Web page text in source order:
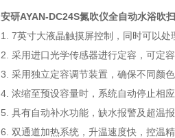
安研AYAN-DC24S氮吹仪全自动水浴吹扫
1. 7英寸大液晶触摸屏控制，同时可以处
2. 采用进口光学传感器进行定容，可定
3. 采用独立定容调节装置，确保不同颜
4. 浓缩至预设容量时，系统自动停止相
5. 具有自动补水功能，缺水报警及超温
6. 双通道加热系统，升温速度快，控温